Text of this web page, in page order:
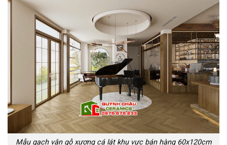
Mẫu gạch vân gỗ xương cá lát khu vực bán hàng 60x120cm